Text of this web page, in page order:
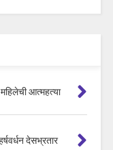
महिलेची आत्महत्या
देसभ्रतार